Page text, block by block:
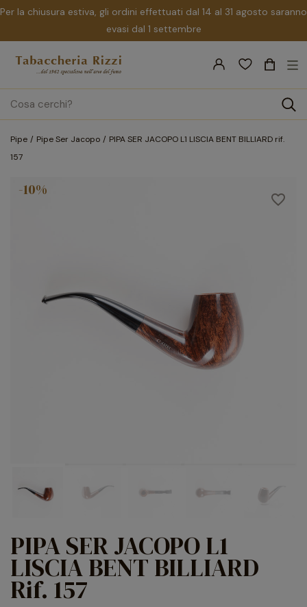
Per la chiusura estiva, gli ordini effettuati dal 14 al 31 agosto saranno
evasi dal 1 settembre
search
☰
Pipe Pipe Ser Jacopo
PIPA SER JACOPO L1 LISCIA BENT BILLIARD rif.
157
favorite_border
-10%
PIPA SER JACOPO L1
LISCIA BENT BILLIARD
Rif. 157